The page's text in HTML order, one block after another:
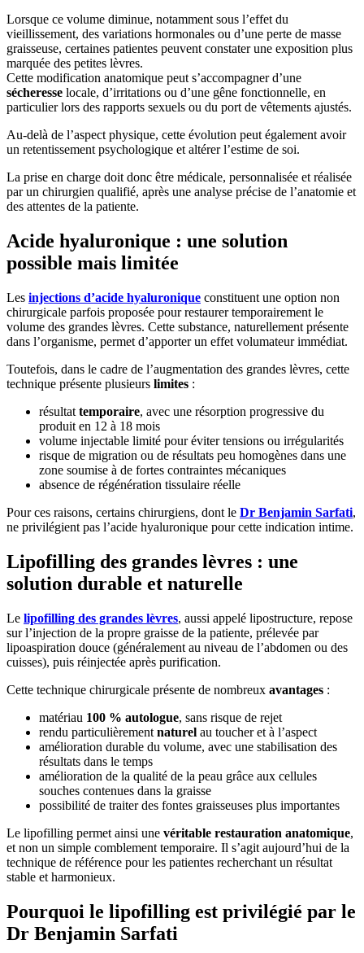
Lorsque ce volume diminue, notamment sous l’effet du
vieillissement, des variations hormonales ou d’une perte de masse
graisseuse, certaines patientes peuvent constater une exposition plus
marquée des petites lèvres.
Cette modification anatomique peut s’accompagner d’une
sécheresse locale, d’irritations ou d’une gêne fonctionnelle, en
particulier lors des rapports sexuels ou du port de vêtements ajustés.
Au-delà de l’aspect physique, cette évolution peut également avoir
un retentissement psychologique et altérer l’estime de soi.
La prise en charge doit donc être médicale, personnalisée et réalisée
par un chirurgien qualifié, après une analyse précise de l’anatomie et
des attentes de la patiente.
Acide hyaluronique : une solution
possible mais limitée
Les injections d’acide hyaluronique constituent une option non
chirurgicale parfois proposée pour restaurer temporairement le
volume des grandes lèvres. Cette substance, naturellement présente
dans l’organisme, permet d’apporter un effet volumateur immédiat.
Toutefois, dans le cadre de l’augmentation des grandes lèvres, cette
technique présente plusieurs limites :
résultat temporaire, avec une résorption progressive du
produit en 12 à 18 mois
volume injectable limité pour éviter tensions ou irrégularités
risque de migration ou de résultats peu homogènes dans une
zone soumise à de fortes contraintes mécaniques
absence de régénération tissulaire réelle
Pour ces raisons, certains chirurgiens, dont le Dr Benjamin Sarfati,
ne privilégient pas l’acide hyaluronique pour cette indication intime.
Lipofilling des grandes lèvres : une
solution durable et naturelle
Le lipofilling des grandes lèvres, aussi appelé lipostructure, repose
sur l’injection de la propre graisse de la patiente, prélevée par
lipoaspiration douce (généralement au niveau de l’abdomen ou des
cuisses), puis réinjectée après purification.
Cette technique chirurgicale présente de nombreux avantages :
matériau 100 % autologue, sans risque de rejet
rendu particulièrement naturel au toucher et à l’aspect
amélioration durable du volume, avec une stabilisation des
résultats dans le temps
amélioration de la qualité de la peau grâce aux cellules
souches contenues dans la graisse
possibilité de traiter des fontes graisseuses plus importantes
Le lipofilling permet ainsi une véritable restauration anatomique,
et non un simple comblement temporaire. Il s’agit aujourd’hui de la
technique de référence pour les patientes recherchant un résultat
stable et harmonieux.
Pourquoi le lipofilling est privilégié par le
Dr Benjamin Sarfati